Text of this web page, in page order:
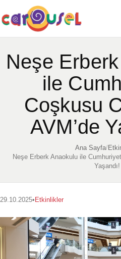
Neşe
ile
Coşkusu
AVM’de
Ana Sayfa/
Neşe Erberk Anaokulu ile
Yaşandı!
29.10.2025• Etkinlikler